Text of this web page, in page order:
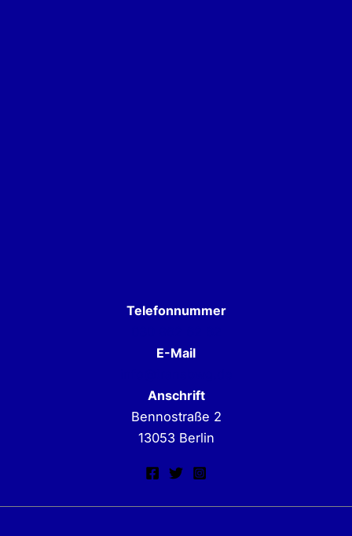
Telefonnummer
E-Mail
Anschrift
Bennostraße 2
13053 Berlin